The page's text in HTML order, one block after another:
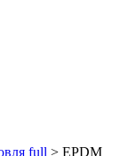
full > EPDM